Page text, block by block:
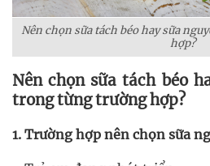
Nên chọn sữa tách béo hay sữa
hợp?
Nên chọn sữa tách béo
trong từng trường hợp?
1. Trường hợp nên chọn sữa